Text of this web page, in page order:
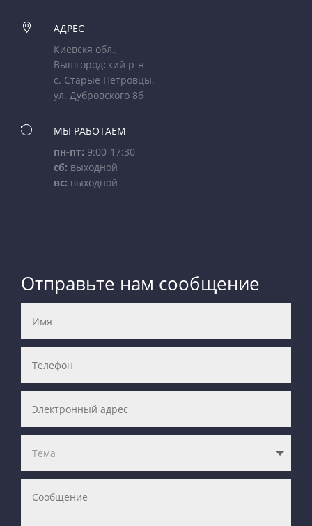

АДРЕС
Киевскя обл.,
Вышгородский р-н
с. Старые Петровцы,
ул. Дубровского 8б

МЫ РАБОТАЕМ
пн-пт: 9:00-17:30
сб: выходной
вс: выходной
Отправьте нам сообщение